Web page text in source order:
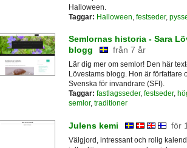
Halloween.
Taggar: Halloween, festseder,
Semlornas historia - Sara
blogg
från 7 år
Lär dig mer om semlor! Den här
Lövestams blogg. Hon är författare
Svenska för invandrare (SFI).
Taggar: fastlagsseder, festseder,
semlor, traditioner
Julens kemi för
Välgjord, intressant och rolig